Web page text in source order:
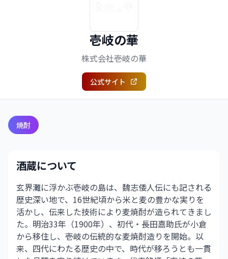
壱岐の華
株式会社壱岐の華
公式サイト
焼酎
酒蔵について
玄界灘に浮かぶ壱岐の島は、魏志倭人伝にも記される
歴史深い地で、16世紀頃から米と麦の豊かな実りを
活かし、伝来した技術により麦焼酎が造られてきまし
た。明治33年（1900年）、初代・長田嘉助氏が小倉
から移住し、壱岐の伝統的な麦焼酎造りを開始。以
来、四代にわたる歴史の中で、時代が移ろうとも一貫